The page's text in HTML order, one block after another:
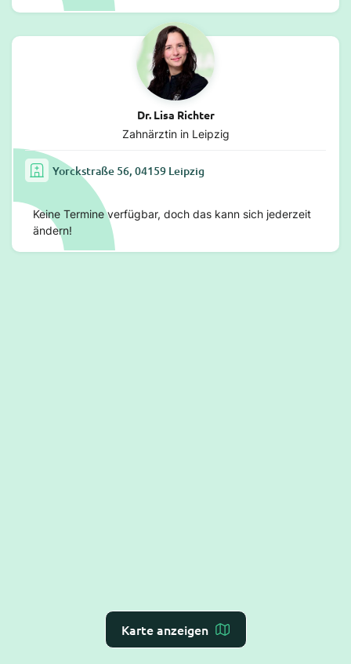
Dr. Lisa Richter
Zahnärztin in Leipzig
Yorckstraße 56, 04159 Leipzig
Keine Termine verfügbar, doch das kann sich jederzeit
ändern!
Karte anzeigen